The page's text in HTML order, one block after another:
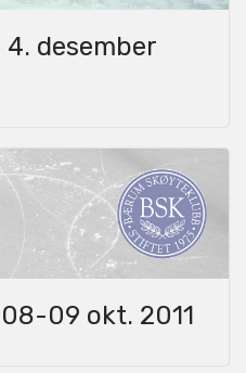
4. desember
09 okt. 2011